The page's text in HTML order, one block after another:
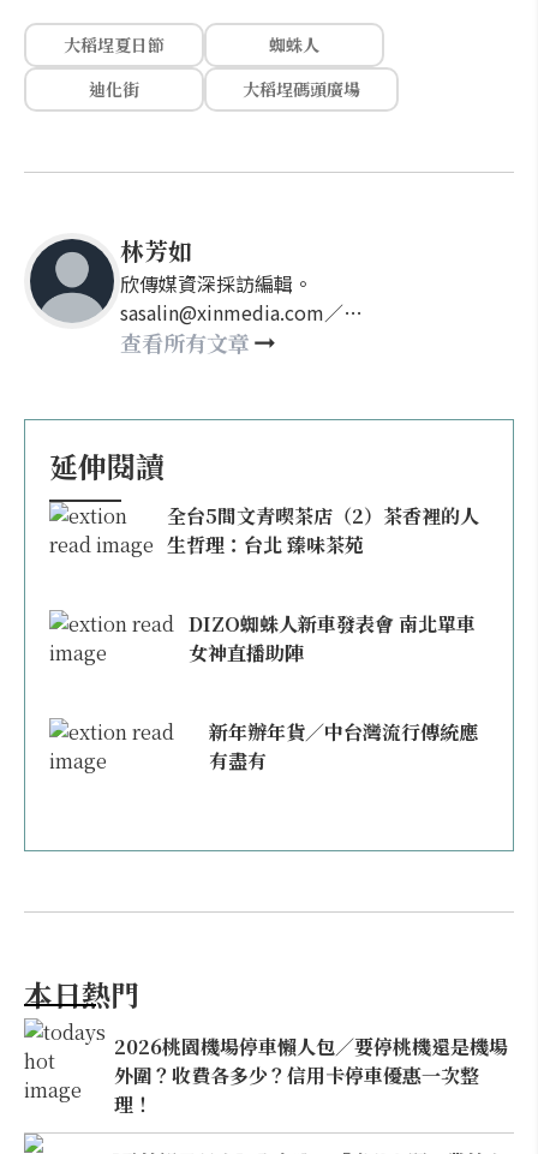
大稻埕夏日節
蜘蛛人
迪化街
大稻埕碼頭廣場
林芳如
欣傳媒資深採訪編輯。
sasalin@xinmedia.com／
happy21917@gmail.com
查看所有文章
延伸閱讀
全台5間文青喫茶店（2）茶香裡的人
生哲理：台北 臻味茶苑
DIZO蜘蛛人新車發表會 南北單車
女神直播助陣
新年辦年貨／中台灣流行傳統應
有盡有
本日熱門
2026桃園機場停車懶人包／要停桃機還是機場
外圍？收費各多少？信用卡停車優惠一次整
理！